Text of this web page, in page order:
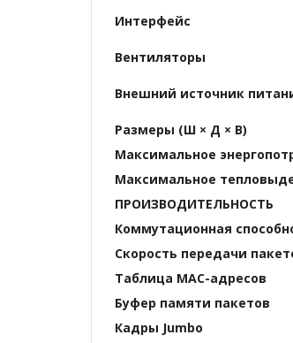
Интерфейс
Вентиляторы
Внешний источник
Размеры (Ш × Д × В)
Максимальное
Максимальное
ПРОИЗВОДИТЕЛЬНОСТЬ
Коммутационная
Скорость передачи
Таблица МАС-адресов
Буфер памяти пакетов
Кадры Jumbo